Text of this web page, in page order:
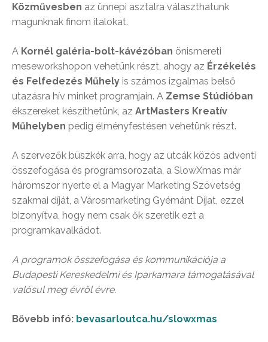
Közművesben az ünnepi asztalra választhatunk
magunknak finom italokat.
A Kornél galéria-bolt-kávézóban önismereti
meseworkshopon vehetünk részt, ahogy az Érzékelés
és Felfedezés Műhely is számos izgalmas belső
utazásra hív minket programjain. A Zemse Stúdióban
ékszereket készíthetünk, az ArtMasters Kreatív
Műhelyben pedig élményfestésen vehetünk részt.
A szervezők büszkék arra, hogy az utcák közös adventi
összefogása és programsorozata, a SlowXmas már
háromszor nyerte el a Magyar Marketing Szövetség
szakmai díját, a Városmarketing Gyémánt Díjat, ezzel
bizonyítva, hogy nem csak ők szeretik ezt a
programkavalkádot.
A programok összefogása és kommunikációja a
Budapesti Kereskedelmi és Iparkamara támogatásával
valósul meg évről évre.
Bővebb infó: bevasarloutca.hu/slowxmas